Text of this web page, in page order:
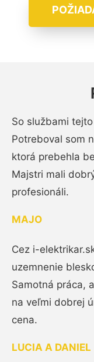
So službami
Potreboval som
ktorá prebehla
Majstri mali
profesionáli.
MAJO
Cez i-
uzemnenie
Samotná práca,
na veľmi dobrej
cena.
LUCIA A DANIEL